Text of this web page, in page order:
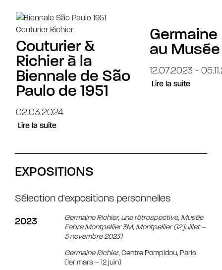
Couturier &
Richier à la
Biennale de São
Paulo de 1951
02.03.2024
Lire la suite
Germaine
au
12.07.2023 -
Lire la suite
EXPOSITIONS
Sélection d'expositions personnelles
2023
Germaine Richier, une rétrospective, Musée
Fabre Montpellier 3M, Montpellier (12 juillet –
5 novembre 2023)
Germaine Richier, Centre Pompidou, Paris
(1er mars – 12 juin)